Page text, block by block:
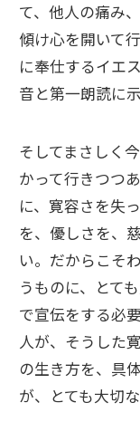
て、他人の痛み
傾け心を開いて
に奉仕するイエ
音と第一朗読に
そしてまさしく
かって行きつつ
に、寛容さを失
を、優しさを、
い。だからこそ
うものに、とて
で宣伝をする必
人が、そうした
の生き方を、具
が、とても大切